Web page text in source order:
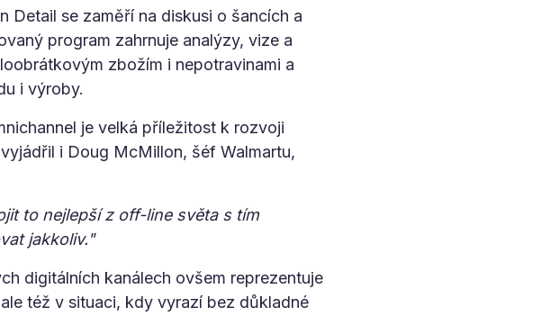
Detail se zaměří na diskusi o šancích a
program zahrnuje analýzy, vize a
zbožím i nepotravinami a
i výroby.
je velká příležitost k rozvoji
i Doug McMillon, šéf Walmartu,
to nejlepší z off-line světa s tím
jakkoliv."
digitálních kanálech ovšem reprezentuje
též v situaci, kdy vyrazí bez důkladné